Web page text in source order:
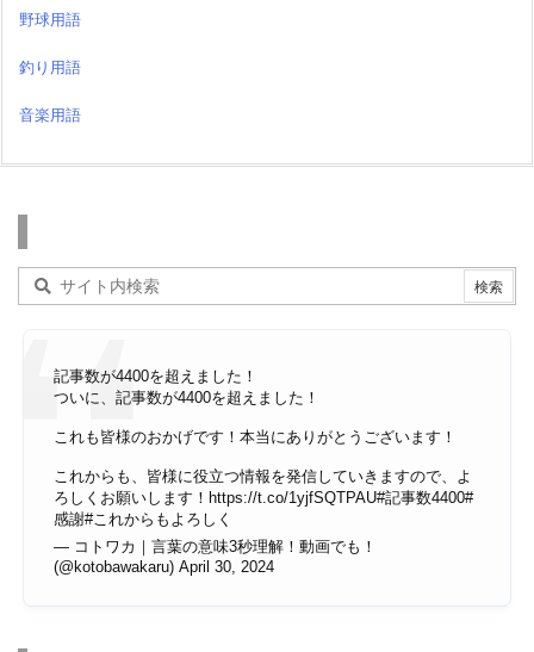
野球用語
釣り用語
音楽用語
記事数が4400を超えました！
ついに、記事数が4400を超えました！
これも皆様のおかげです！本当にありがとうございます！
これからも、皆様に役立つ情報を発信していきますので、よ
ろしくお願いします！ https://t.co/1yjfSQTPAU#記事数4400#
感謝#これからもよろしく
— コトワカ｜言葉の意味3秒理解！動画でも！
(@kotobawakaru) April 30, 2024